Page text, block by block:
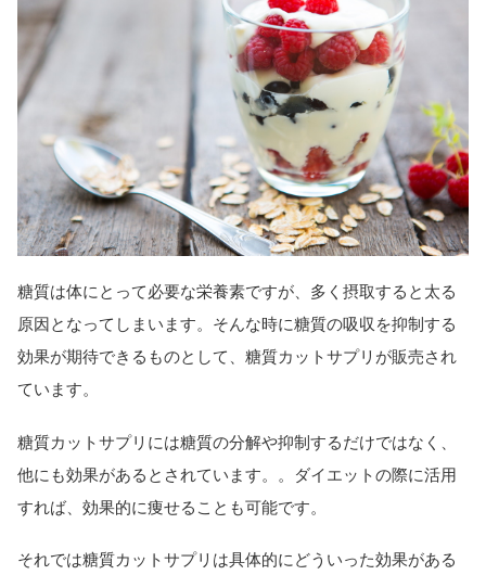
糖質は体にとって必要な栄養素ですが、多く摂取すると太る
原因となってしまいます。そんな時に糖質の吸収を抑制する
効果が期待できるものとして、糖質カットサプリが販売され
ています。
糖質カットサプリには糖質の分解や抑制するだけではなく、
他にも効果があるとされています。。ダイエットの際に活用
すれば、効果的に痩せることも可能です。
それでは糖質カットサプリは具体的にどういった効果がある